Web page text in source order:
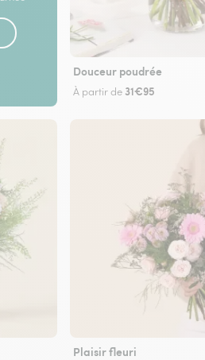
Douceur poudrée
À partir de 31€95
Plaisir fleuri